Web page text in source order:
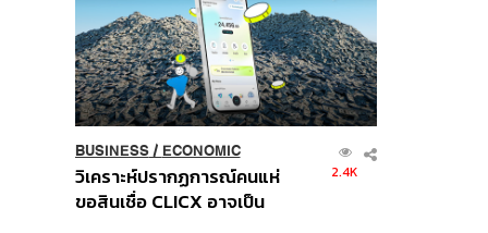
BUSINESS/ ECONOMIC
วิเคราะห์ปรากฏการณ์คนแห่
ขอสินเชื่อ CLICX อาจเป็น
2.4K